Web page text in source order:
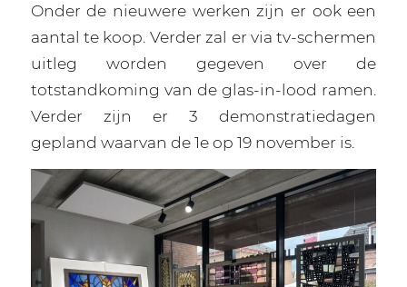
Onder de nieuwere werken zijn er ook een
aantal te koop. Verder zal er via tv-schermen
uitleg worden gegeven over de
totstandkoming van de glas-in-lood ramen.
Verder zijn er 3 demonstratiedagen
gepland waarvan de 1e op 19 november is.